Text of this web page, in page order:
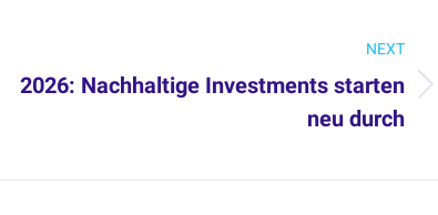
NEXT
Next
2026: Nachhaltige Investments starten
neu durch